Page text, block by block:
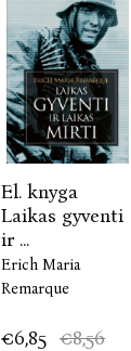
El. knyga
Laikas gyventi
ir ...
Erich Maria
Remarque
€6,85 €8,56